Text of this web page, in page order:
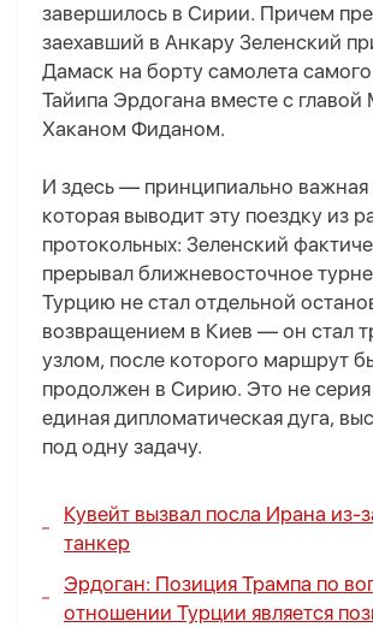
завершилось в Сирии. Причем
заехавший в Анкару Зеленский
Дамаск на борту самолета
Тайипа Эрдогана вместе с
Хаканом Фиданом.
И здесь — принципиально важная
которая выводит эту поездку из
протокольных: Зеленский
прерывал ближневосточное
Турцию не стал отдельной
возвращением в Киев — он стал
узлом, после которого маршрут
продолжен в Сирию. Это не серия
единая дипломатическая дуга,
под одну задачу.
Кувейт вызвал посла Ирана из-
танкер
Эрдоган: Позиция Трампа по
отношении Турции является